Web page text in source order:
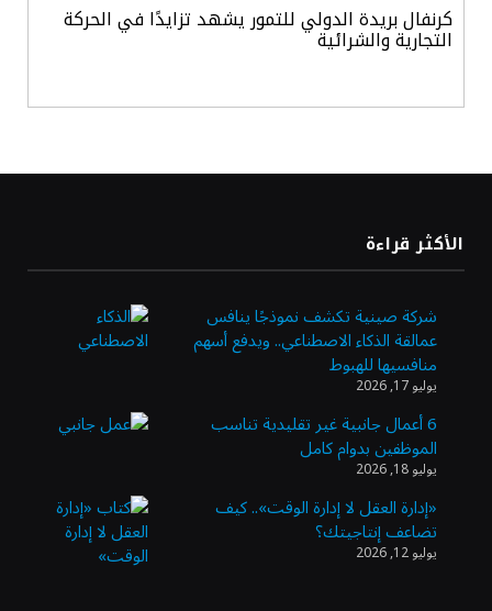
كرنفال بريدة الدولي للتمور يشهد تزايدًا في الحركة
التجارية والشرائية
أسعار الذهب تتراجع بفعل جني الأرباح وترقب
بيانات التضخم الأمريكية
أسعار النفط ترتفع وسط استمرار الغموض بشأن
إعادة فتح مضيق هرمز
10 ملايين ريال لتمكين رواد الأعمال في قطاع
الاستثمار الاجتماعي
«بنك الرياض» يُغلق طرح صكوك الشريحة الأولى
الأكثر قراءة
شركة صينية تكشف نموذجًا ينافس
عمالقة الذكاء الاصطناعي.. ويدفع أسهم
منافسيها للهبوط
يوليو 17, 2026
6 أعمال جانبية غير تقليدية تناسب
الموظفين بدوام كامل
يوليو 18, 2026
«إدارة العقل لا إدارة الوقت».. كيف
تضاعف إنتاجيتك؟
يوليو 12, 2026